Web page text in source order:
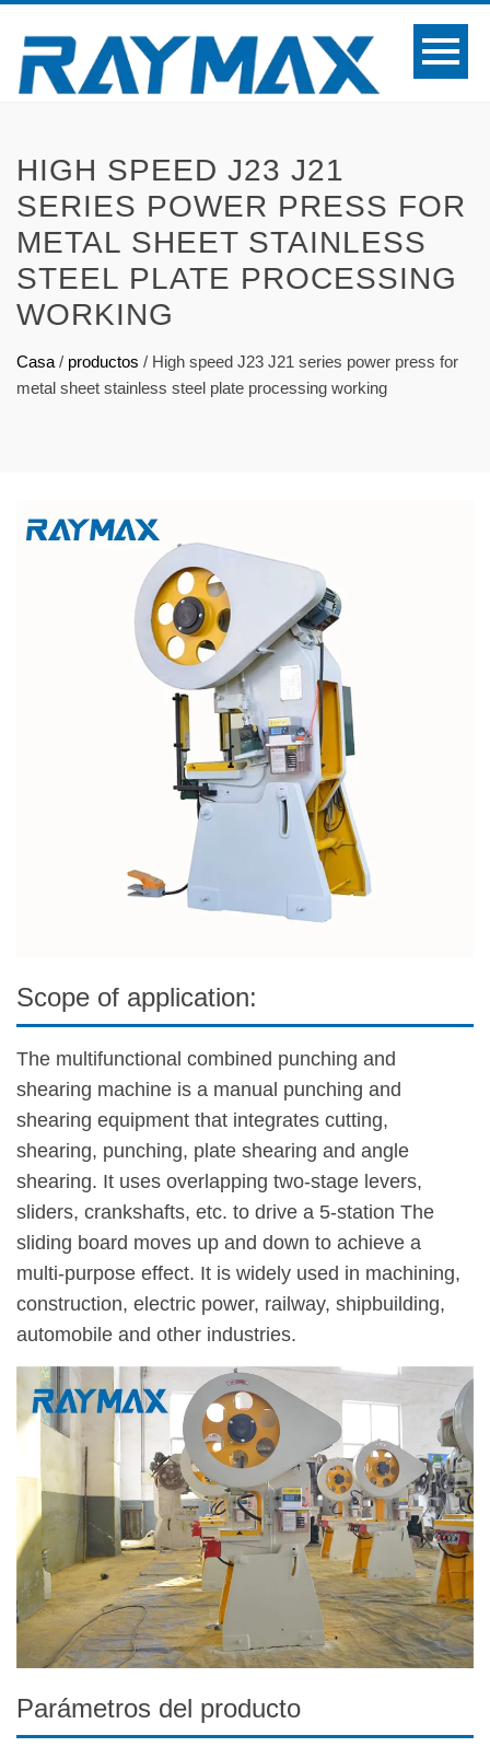
HIGH SPEED J23 J21
SERIES POWER PRESS FOR
METAL SHEET STAINLESS
STEEL PLATE PROCESSING
WORKING
Casa / productos / High speed J23 J21 series power press for
metal sheet stainless steel plate processing working
Scope of application:
The multifunctional combined punching and
shearing machine is a manual punching and
shearing equipment that integrates cutting,
shearing, punching, plate shearing and angle
shearing. It uses overlapping two-stage levers,
sliders, crankshafts, etc. to drive a 5-station The
sliding board moves up and down to achieve a
multi-purpose effect. It is widely used in machining,
construction, electric power, railway, shipbuilding,
automobile and other industries.
Parámetros del producto